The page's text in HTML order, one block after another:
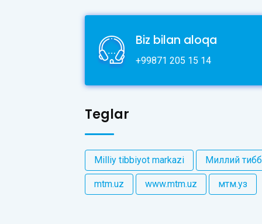
Biz bilan aloqa
+99871 205 15 14
Teglar
Milliy tibbiyot markazi Миллий
mtm.uz www.mtm.uz мтм.уз